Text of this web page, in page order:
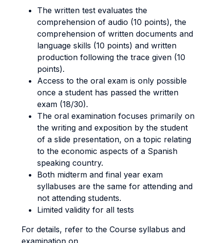
The written test evaluates the
comprehension of audio (10 points), the
comprehension of written documents and
language skills (10 points) and written
production following the trace given (10
points).
Access to the oral exam is only possible
once a student has passed the written
exam (18/30).
The oral examination focuses primarily on
the writing and exposition by the student
of a slide presentation, on a topic relating
to the economic aspects of a Spanish
speaking country.
Both midterm and final year exam
syllabuses are the same for attending and
not attending students.
Limited validity for all tests
For details, refer to the Course syllabus and
examination on